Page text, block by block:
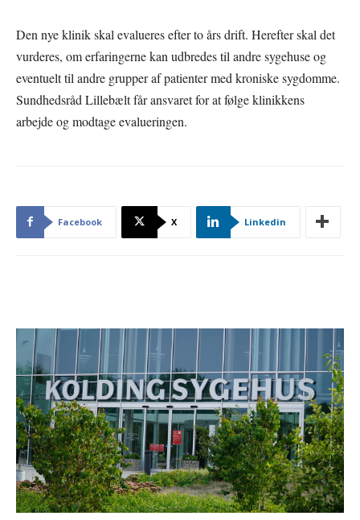
Den nye klinik skal evalueres efter to års drift. Herefter skal det
vurderes, om erfaringerne kan udbredes til andre sygehuse og
eventuelt til andre grupper af patienter med kroniske sygdomme.
Sundhedsråd Lillebælt får ansvaret for at følge klinikkens
arbejde og modtage evalueringen.
Facebook X Linkedin